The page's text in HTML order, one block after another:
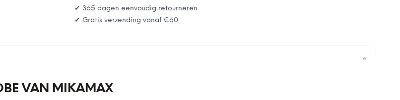
✔ 365 dagen eenvoudig retourneren
✔ Gratis verzending vanaf €60
⌄
VAN MIKAMAX